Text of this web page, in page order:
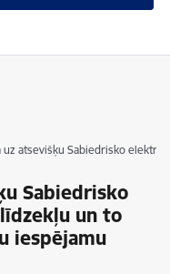
uz atsevišķu Sabiedrisko
Sabiedrisko
un to
iespējamu